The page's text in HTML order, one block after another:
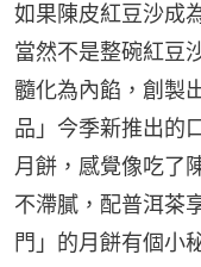
如果陳皮紅豆沙成
當然不是整碗紅豆
髓化為內餡，創製
品」今季新推出的
月餅，感覺像吃了
不滯膩，配普洱茶
門」的月餅有個小